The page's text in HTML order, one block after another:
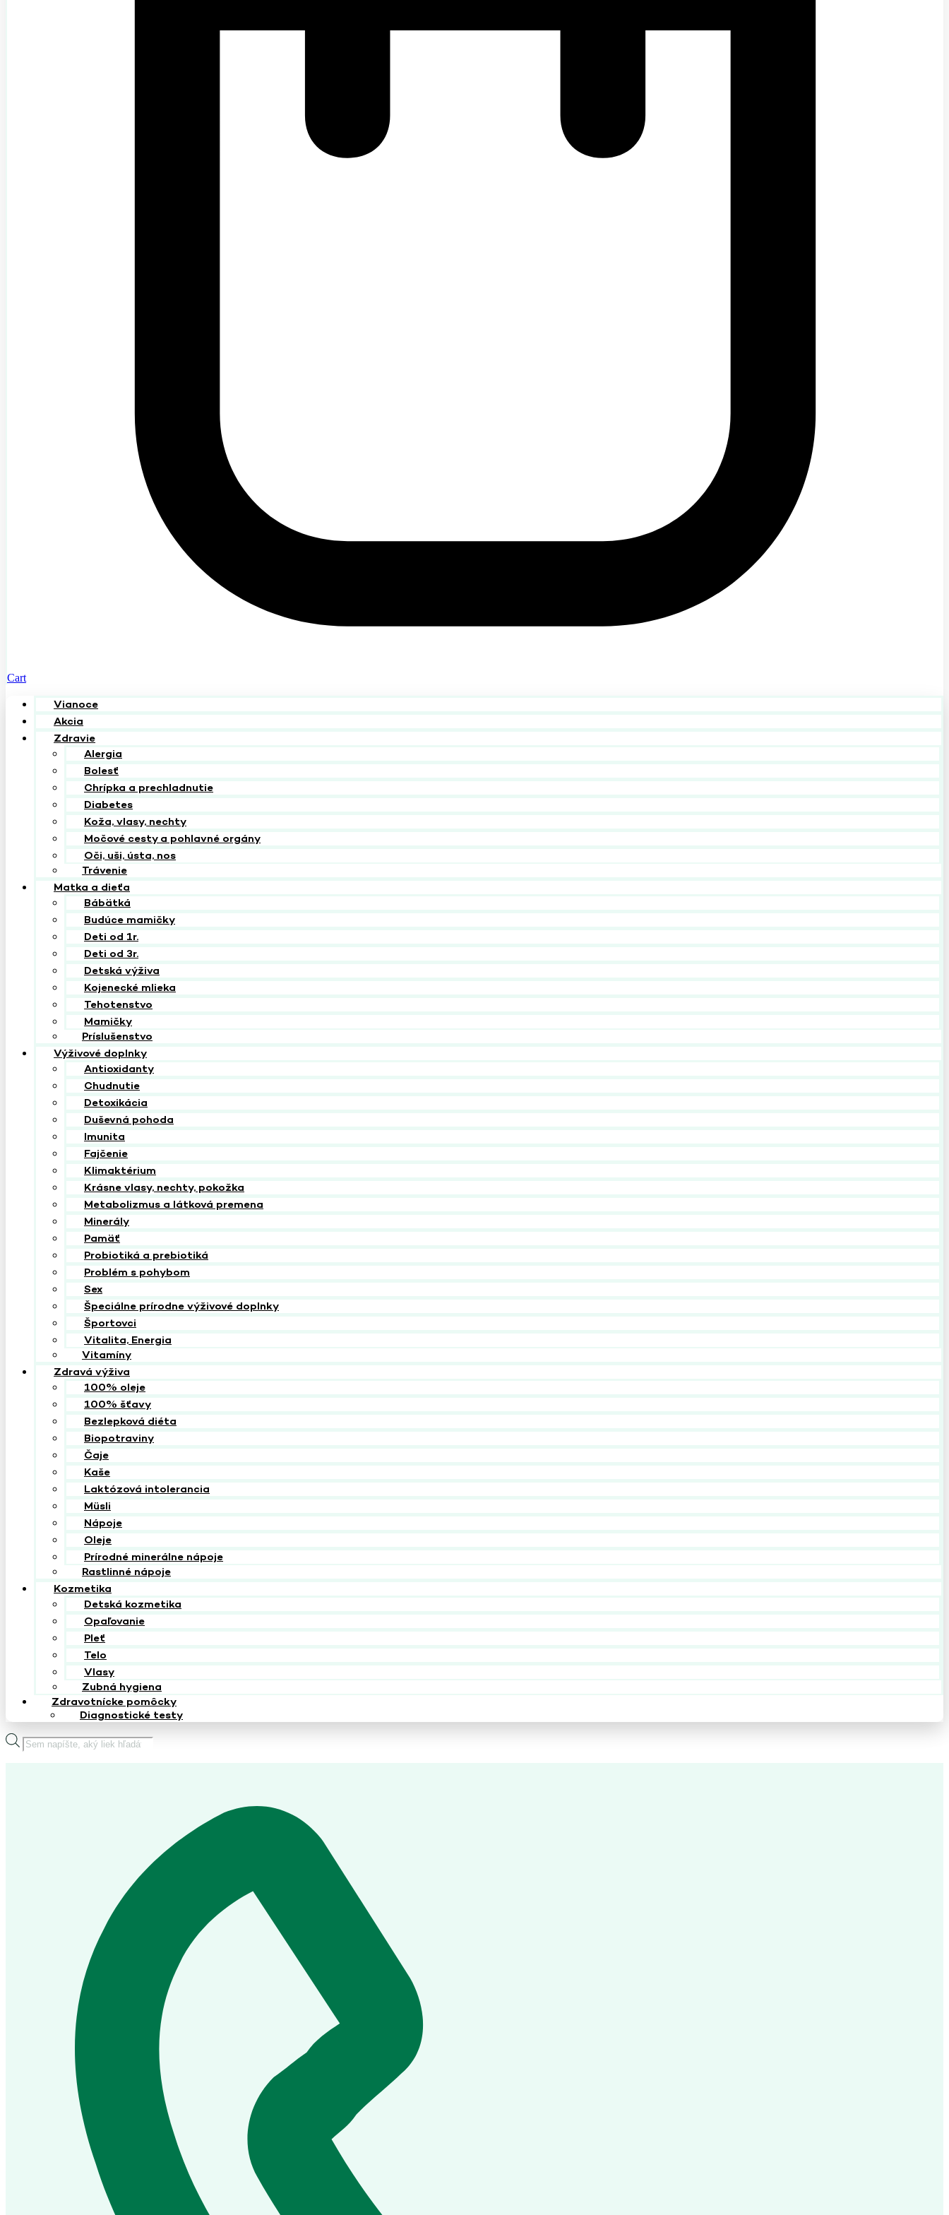
Cart
Vianoce
Akcia
Zdravie
Alergia
Bolesť
Chrípka a prechladnutie
Diabetes
Koža, vlasy, nechty
Močové cesty a pohlavné orgány
Oči, uši, ústa, nos
Trávenie
Matka a dieťa
Bábätká
Budúce mamičky
Deti od 1r.
Deti od 3r.
Detská výživa
Kojenecké mlieka
Tehotenstvo
Mamičky
Príslušenstvo
Výživové doplnky
Antioxidanty
Chudnutie
Detoxikácia
Duševná pohoda
Imunita
Fajčenie
Klimaktérium
Krásne vlasy, nechty, pokožka
Metabolizmus a látková premena
Minerály
Pamäť
Probiotiká a prebiotiká
Problém s pohybom
Sex
Špeciálne prírodne výživové doplnky
Športovci
Vitalita, Energia
Vitamíny
Zdravá výživa
100% oleje
100% šťavy
Bezlepková diéta
Biopotraviny
Čaje
Kaše
Laktózová intolerancia
Müsli
Nápoje
Oleje
Prírodné minerálne nápoje
Rastlinné nápoje
Kozmetika
Detská kozmetika
Opaľovanie
Pleť
Telo
Vlasy
Zubná hygiena
Zdravotnícke pomôcky
Diagnostické testy
Products
search